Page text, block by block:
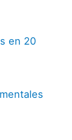
en 20